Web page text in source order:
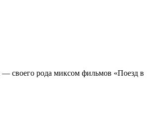
своего рода миксом фильмов «Поезд в